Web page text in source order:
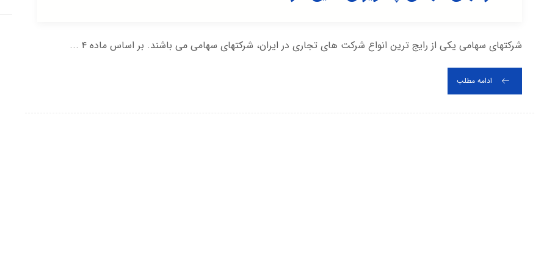
شرکتهای سهامی یکی از رایج ترین انواع شرکت های تجاری در ایران، شرکتهای سهامی می باشند. بر اساس ماده ۴ ...
ادامه مطلب